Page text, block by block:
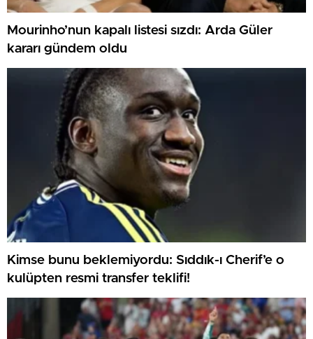
Mourinho’nun kapalı listesi sızdı: Arda Güler
kararı gündem oldu
Kimse bunu beklemiyordu: Sıddık-ı Cherif’e o
kulüpten resmi transfer teklifi!